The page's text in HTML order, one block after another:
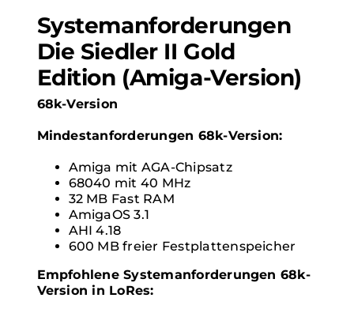
Systemanforderungen
Die Siedler II Gold
Edition (Amiga-Version)
68k-Version
Mindestanforderungen 68k-Version:
Amiga mit AGA-Chipsatz
68040 mit 40 MHz
32 MB Fast RAM
AmigaOS 3.1
AHI 4.18
600 MB freier Festplattenspeicher
Empfohlene Systemanforderungen 68k-
Version in LoRes: